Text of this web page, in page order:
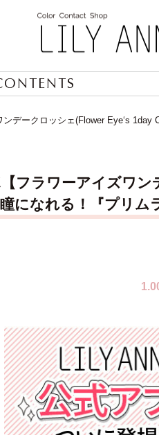
デークロッシェ(Flower Eye‘s
フラワーアイズワ
になれる！『プリ